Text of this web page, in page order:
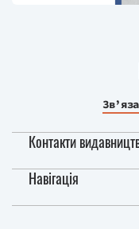
Контакти
Навігація